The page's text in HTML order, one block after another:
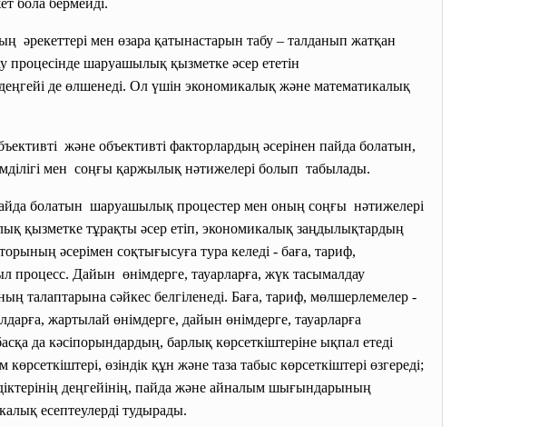
бола бермейді.
әрекеттері мен өзара қатынастарын табу – талданып жатқан
процесінде шаруашылық қызметке әсер ететін
де өлшенеді. Ол үшін экономикалық және математикалық
және объективті факторлардың әсерінен пайда болатын,
мен соңғы қаржылық нәтижелері болып табылады.
болатын шаруашылық процестер мен оның соңғы нәтижелері
қызметке тұрақты әсер етіп, экономикалық заңдылықтардың
әсерімен соқтығысуға тура келеді - баға, тариф,
процесс. Дайын өнімдерге, тауарларға, жүк тасымалдау
талаптарына сәйкес белгіленеді. Баға, тариф, мөлшерлемелер -
жартылай өнімдерге, дайын өнімдерге, тауарларға
да кәсіпорындардың, барлық көрсеткіштеріне ықпал етеді
өзіндік құн және таза табыс көрсеткіштері өзгереді;
деңгейінің, пайда және айналым шығындарының
есептеулерді тудырады.